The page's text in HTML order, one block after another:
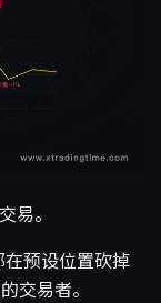
易。
预设位置砍掉
交易者。